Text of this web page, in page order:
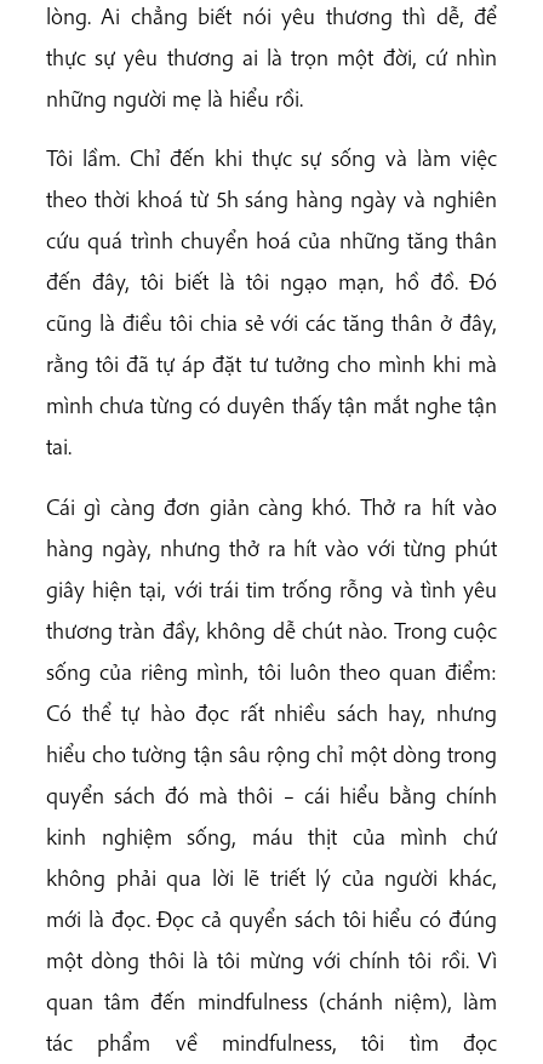
lòng. Ai chẳng biết nói yêu thương thì dễ, để
thực sự yêu thương ai là trọn một đời, cứ nhìn
những người mẹ là hiểu rồi.
Tôi lầm. Chỉ đến khi thực sự sống và làm việc
theo thời khoá từ 5h sáng hàng ngày và nghiên
cứu quá trình chuyển hoá của những tăng thân
đến đây, tôi biết là tôi ngạo mạn, hồ đồ. Đó
cũng là điều tôi chia sẻ với các tăng thân ở đây,
rằng tôi đã tự áp đặt tư tưởng cho mình khi mà
mình chưa từng có duyên thấy tận mắt nghe tận
tai.
Cái gì càng đơn giản càng khó. Thở ra hít vào
hàng ngày, nhưng thở ra hít vào với từng phút
giây hiện tại, với trái tim trống rỗng và tình yêu
thương tràn đầy, không dễ chút nào. Trong cuộc
sống của riêng mình, tôi luôn theo quan điểm:
Có thể tự hào đọc rất nhiều sách hay, nhưng
hiểu cho tường tận sâu rộng chỉ một dòng trong
quyển sách đó mà thôi – cái hiểu bằng chính
kinh nghiệm sống, máu thịt của mình chứ
không phải qua lời lẽ triết lý của người khác,
mới là đọc. Đọc cả quyển sách tôi hiểu có đúng
một dòng thôi là tôi mừng với chính tôi rồi. Vì
quan tâm đến mindfulness (chánh niệm), làm
tác phẩm về mindfulness, tôi tìm đọc